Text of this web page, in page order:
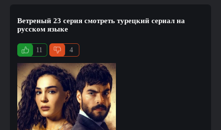
Ветреный 23 серия смотреть турецкий сериал на
русском языке
11 4